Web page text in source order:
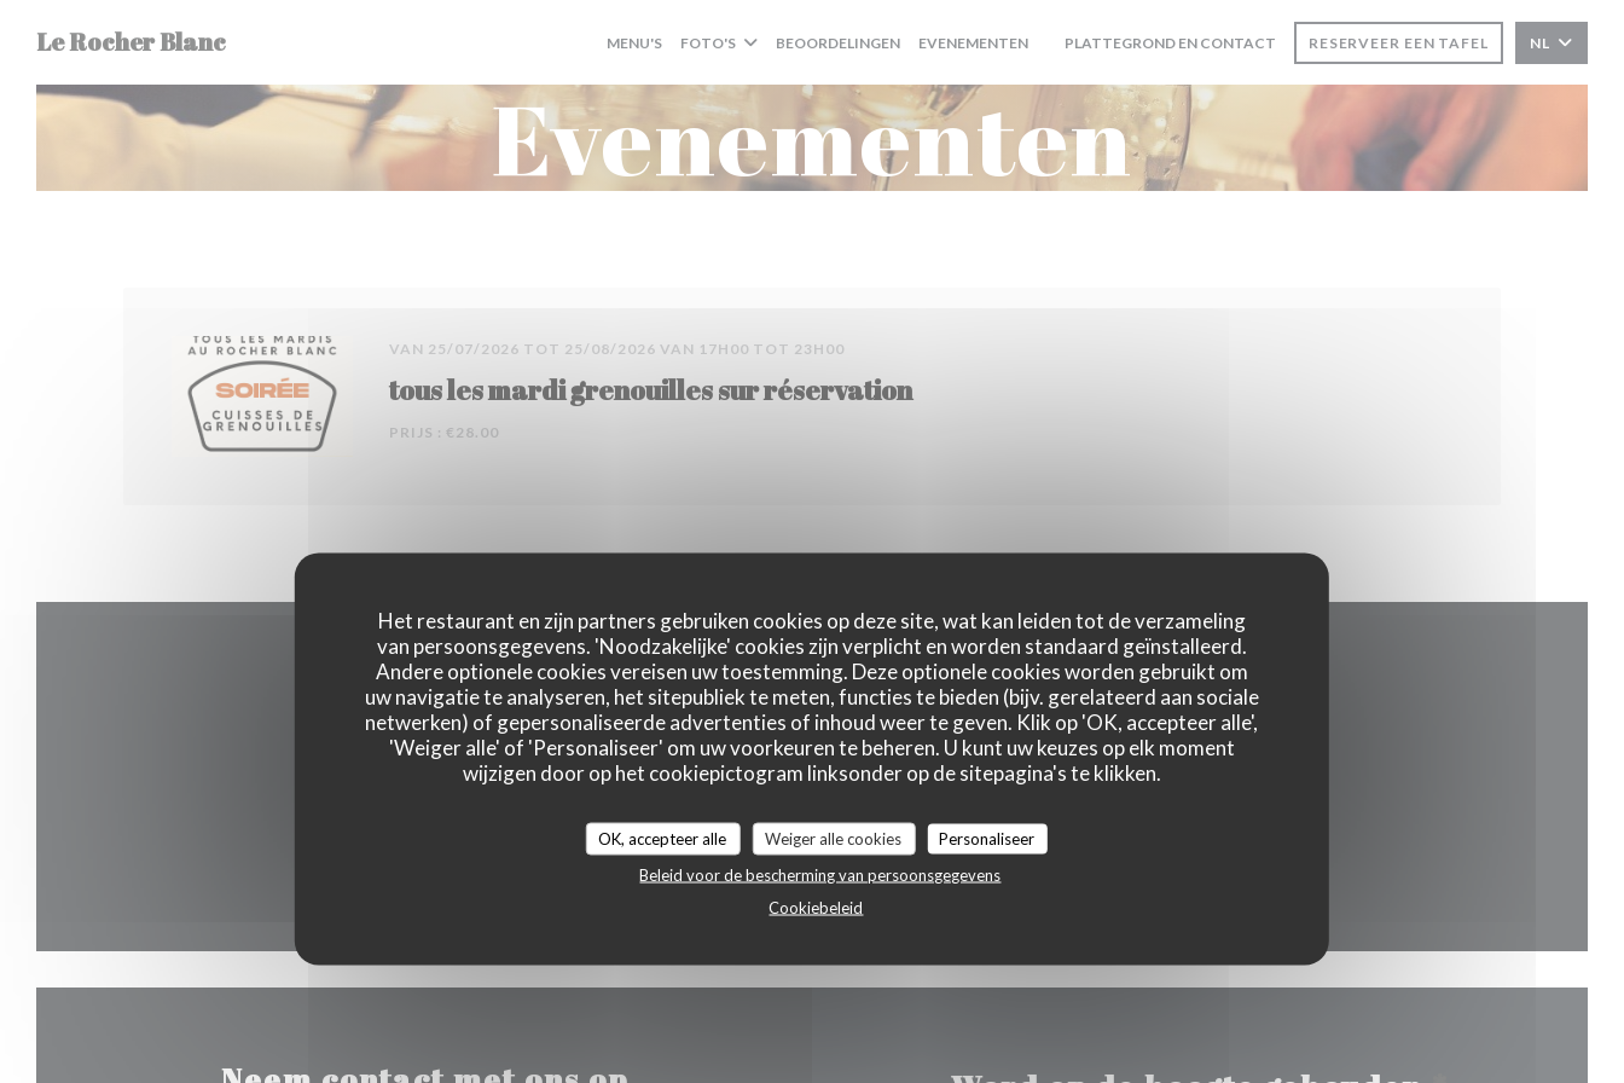
Het restaurant en zijn partners gebruiken cookies op deze site, wat kan leiden tot de verzameling
van persoonsgegevens. 'Noodzakelijke' cookies zijn verplicht en worden standaard geïnstalleerd.
Andere optionele cookies vereisen uw toestemming. Deze optionele cookies worden gebruikt om
uw navigatie te analyseren, het sitepubliek te meten, functies te bieden (bijv. gerelateerd aan sociale
netwerken) of gepersonaliseerde advertenties of inhoud weer te geven. Klik op 'OK, accepteer alle',
'Weiger alle' of 'Personaliseer' om uw voorkeuren te beheren. U kunt uw keuzes op elk moment
wijzigen door op het cookiepictogram linksonder op de sitepagina's te klikken.
OK, accepteer alle Weiger alle cookies
Personaliseer
Beleid voor de bescherming van persoonsgegevens
Cookiebeleid
Le Rocher Blanc MENU'S FOTO'S BEOORDELINGEN EVENEMENTEN
((OPENT IN EEN NIEUW VENSTER))
PLATTEGROND EN CONTACT RESERVEER EEN TAFEL NL
Evenementen
VAN 25/07/2026 TOT 25/08/2026 VAN 17H00 TOT 23H00
tous les mardi grenouilles sur réservation
PRIJS : €28.00
Plattegrond en Contact
04 76 08 19 49